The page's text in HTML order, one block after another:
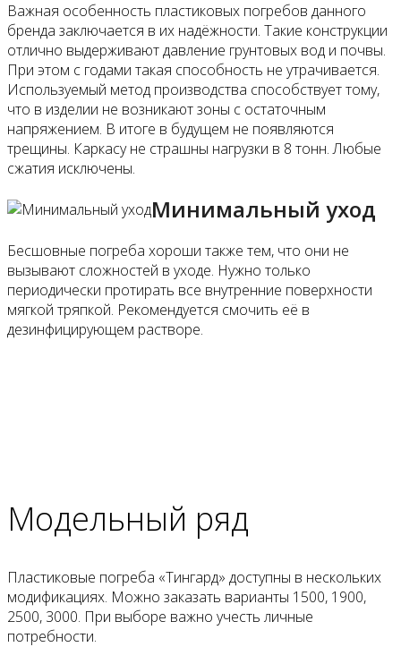
Важная особенность пластиковых погребов данного
бренда заключается в их надёжности. Такие конструкции
отлично выдерживают давление грунтовых вод и почвы.
При этом с годами такая способность не утрачивается.
Используемый метод производства способствует тому,
что в изделии не возникают зоны с остаточным
напряжением. В итоге в будущем не появляются
трещины. Каркасу не страшны нагрузки в 8 тонн. Любые
сжатия исключены.
Минимальный уход
Бесшовные погреба хороши также тем, что они не
вызывают сложностей в уходе. Нужно только
периодически протирать все внутренние поверхности
мягкой тряпкой. Рекомендуется смочить её в
дезинфицирующем растворе.
Модельный ряд
Пластиковые погреба «Тингард» доступны в нескольких
модификациях. Можно заказать варианты 1500, 1900,
2500, 3000. При выборе важно учесть личные
потребности.